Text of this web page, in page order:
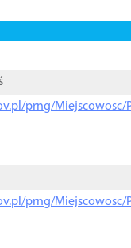
prng/Miejscowosc/
prng/Miejscowosc/